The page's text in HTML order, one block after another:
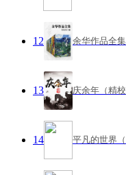
12 余华作品全
13 庆余年（精校
14 平凡的世界（